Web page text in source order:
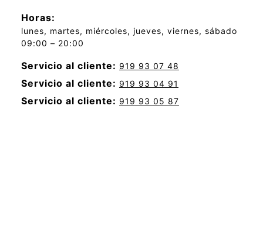
Horas:
lunes, martes, miércoles, jueves, viernes, sábado
09:00 – 20:00
Servicio al cliente: 919 93 07 48
Servicio al cliente: 919 93 04 91
Servicio al cliente: 919 93 05 87